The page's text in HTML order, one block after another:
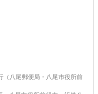
（八尾郵便局・八尾市役所前